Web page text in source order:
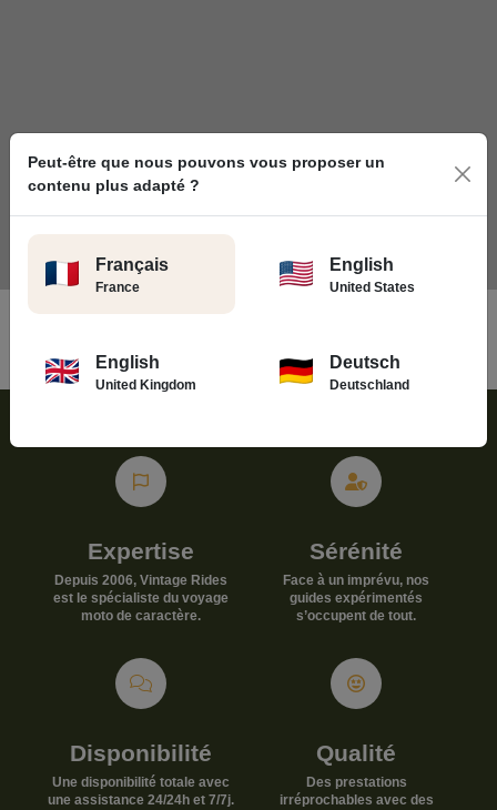
Expertise
Depuis 2006, Vintage Rides
est le spécialiste du voyage
moto de caractère.
Sérénité
Face à un imprévu, nos
guides expérimentés
s’occupent de tout.
Disponibilité
Une disponibilité totale avec
une assistance 24/24h et 7/7j.
Qualité
Des prestations
irréprochables avec des
Peut-être que nous pouvons vous proposer un
contenu plus adapté ?
Français
France
English
United States
English
United Kingdom
Deutsch
Deutschland